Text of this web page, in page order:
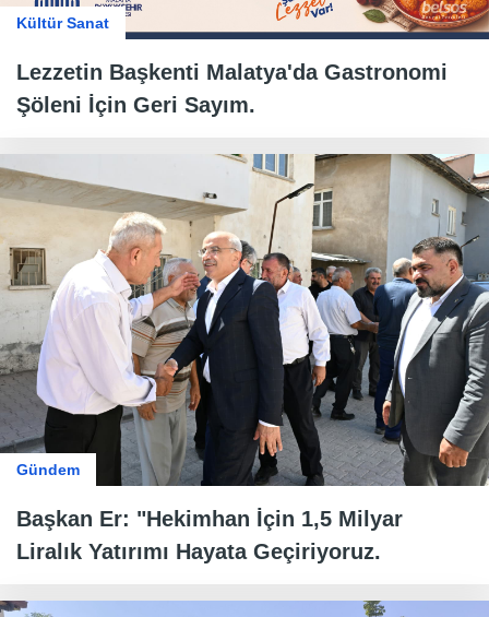
Kültür Sanat
Lezzetin Başkenti Malatya'da Gastronomi
Şöleni İçin Geri Sayım.
Gündem
Başkan Er: "Hekimhan İçin 1,5 Milyar
Liralık Yatırımı Hayata Geçiriyoruz.